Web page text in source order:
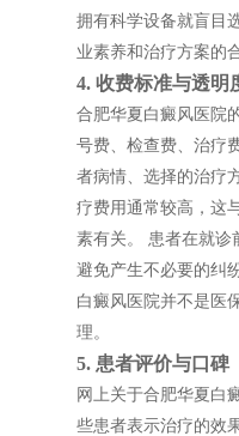
拥有科学设备就盲目
业素养和治疗方案的
4. 收费标准与透明
合肥华夏白癜风医院
号费、检查费、治疗
者病情、选择的治疗
疗费用通常较高，这
素有关。 患者在就诊
避免产生不必要的纠
白癜风医院并不是医
理。
5. 患者评价与口碑
网上关于合肥华夏白
些患者表示治疗的效